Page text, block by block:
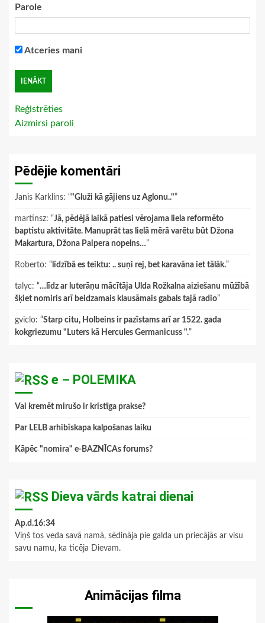
Parole
Atceries mani
Reģistrēties
Aizmirsi paroli
Pēdējie komentāri
Janis Karklins: “"Gluži kā gājiens uz Aglonu.."”
martinsz: “Jā, pēdējā laikā patiesi vērojama liela reformēto
baptistu aktivitāte. Manuprāt tas lielā mērā varētu būt Džona
Makartura, Džona Paipera nopelns…”
Roberto: “ līdzībā es teiktu: .. suņi rej, bet karavāna iet tālāk.”
talyc: “…līdz ar luterāņu mācītāja Ulda Rožkalna aiziešanu mūžībā
šķiet nomiris arī beidzamais klausāmais gabals tajā radio”
gviclo: “Starp citu, Holbeins ir pazīstams arī ar 1522. gada
kokgriezumu "Luters kā Hercules Germanicuss ".”
e – POLEMIKA
Vai kremēt mirušo ir kristīga prakse?
Par LELB arhibīskapa kalpošanas laiku
Kāpēc "nomira" e-BAZNĪCAs forums?
Dieva vārds katrai dienai
Ap.d.16:34
Viņš tos veda savā namā, sēdināja pie galda un priecājās ar visu
savu namu, ka ticēja Dievam.
Animācijas filma